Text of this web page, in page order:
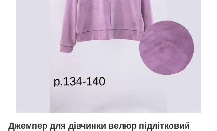
Джемпер для дівчинки велюр підлітковий